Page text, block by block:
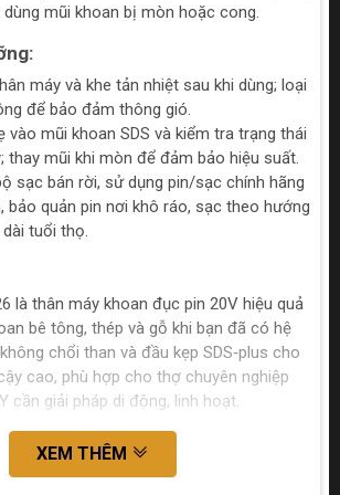
dùng mũi khoan bị mòn hoặc cong.
máy và khe tản nhiệt sau khi dùng; loại
để bảo đảm thông gió.
vào mũi khoan SDS và kiểm tra trạng thái
thay mũi khi mòn để đảm bảo hiệu suất.
sạc bán rời, sử dụng pin/sạc chính hãng
bảo quản pin nơi khô ráo, sạc theo hướng
tuổi thọ.
là thân máy khoan đục pin 20V hiệu quả
bê tông, thép và gỗ khi bạn đã có hệ
chổi than và đầu kẹp SDS‑plus cho
cao, phù hợp cho thợ chuyên nghiệp
cần giải pháp di động, linh hoạt.
XEM THÊM